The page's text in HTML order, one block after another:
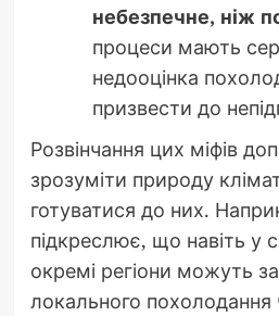
небезпечне, ніж
процеси мають
недооцінка
призвести до
Розвінчання цих міфів
зрозуміти природу
готуватися до них.
підкреслює, що навіть у
окремі регіони можуть
локального похолодання